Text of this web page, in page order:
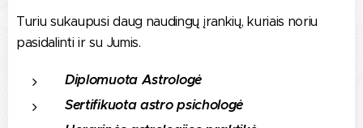
Turiu sukaupusi daug naudingų įrankių, kuriais noriu
pasidalinti ir su Jumis.
Diplomuota Astrologė
Sertifikuota astro psichologė